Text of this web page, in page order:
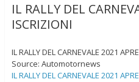
IL RALLY DEL
ISCRIZIONI
IL RALLY DEL CARNEVALE 2021
Source: Automotornews
IL RALLY DEL CARNEVALE 2021